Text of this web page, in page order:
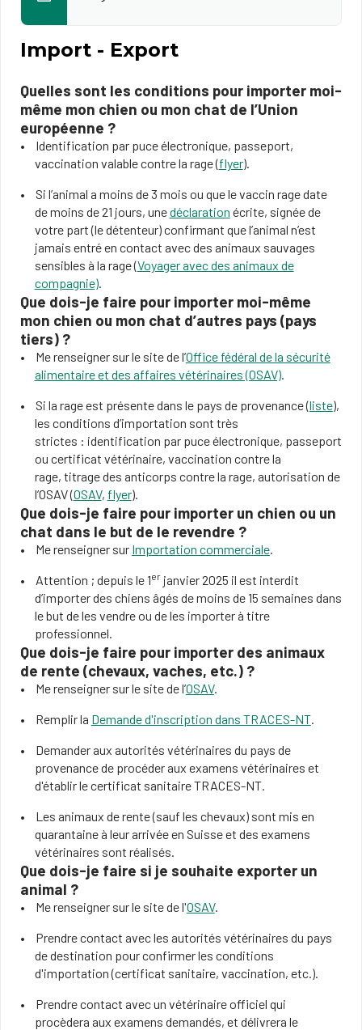
Import - Export
Quelles sont les conditions pour importer moi-
même mon chien ou mon chat de l’Union
européenne ?
Identification par puce électronique, passeport,
vaccination valable contre la rage (flyer).
Si l’animal a moins de 3 mois ou que le vaccin rage date
de moins de 21 jours, unedéclaration écrite, signée de
votre part (le détenteur) confirmant que l’animal n’est
jamais entré en contact avec des animaux sauvages
sensibles à la rage (Voyager avec des animaux de
compagnie).
Que dois-je faire pour importer moi-même
mon chien ou mon chat d’autres pays (pays
tiers) ?
Me renseigner sur le site de l’Office fédéral de la sécurité
alimentaire et des affaires vétérinaires (OSAV).
Si la rage est présente dans le pays de provenance (liste),
les conditions d’importation sont très
strictes : identification par puce électronique, passeport
ou certificat vétérinaire, vaccination contre la
rage, titrage des anticorps contre la rage, autorisation de
l’OSAV (OSAV, flyer).
Que dois-je faire pour importer un chien ou un
chat dans le but de le revendre ?
Me renseigner sur Importation commerciale.
Attention ; depuis le 1erjanvier 2025 il est interdit
d’importer des chiens âgés de moins de 15 semaines dans
le but de les vendre ou de les importer à titre
professionnel.
Que dois-je faire pour importer des animaux
de rente (chevaux, vaches, etc.) ?
Me renseigner sur le site de l’OSAV.
Remplir la Demande d'inscription dans TRACES-NT.
Demander aux autorités vétérinaires du pays de
provenance de procéder aux examens vétérinaires et
d'établir le certificat sanitaire TRACES-NT.
Les animaux de rente (sauf les chevaux) sont mis en
quarantaine à leur arrivée en Suisse et des examens
vétérinaires sont réalisés.
Que dois-je faire si je souhaite exporter un
animal ?
Me renseigner sur le site de l'OSAV.
Prendre contact avec les autorités vétérinaires du pays
de destination pour confirmer les conditions
d'importation (certificat sanitaire, vaccination, etc.).
Prendre contact avec un vétérinaire officiel qui
procèdera aux examens demandés, et délivrera le